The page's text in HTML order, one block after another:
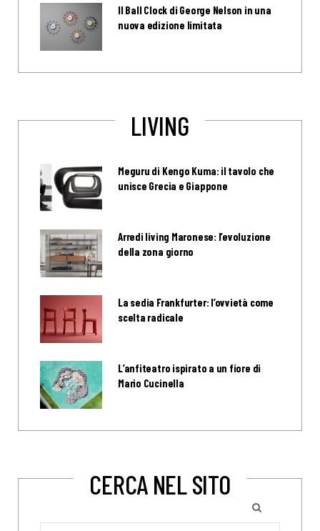
Il Ball Clock di George Nelson in una
nuova edizione limitata
LIVING
Meguru di Kengo Kuma: il tavolo che
unisce Grecia e Giappone
Arredi living Maronese: l’evoluzione
della zona giorno
La sedia Frankfurter: l’ovvietà come
scelta radicale
L’anfiteatro ispirato a un fiore di
Mario Cucinella
CERCA NEL SITO